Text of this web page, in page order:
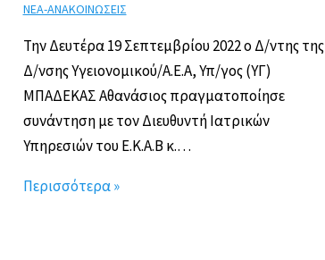
ΝΕΑ-ΑΝΑΚΟΙΝΩΣΕΙΣ
Την Δευτέρα 19 Σεπτεμβρίου 2022 ο Δ/ντης της
Δ/νσης Υγειονομικού/Α.Ε.Α, Υπ/γος (ΥΓ)
ΜΠΑΔΕΚΑΣ Αθανάσιος πραγματοποίησε
συνάντηση με τον Διευθυντή Ιατρικών
Υπηρεσιών του Ε.Κ.Α.Β κ.…
Περισσότερα »